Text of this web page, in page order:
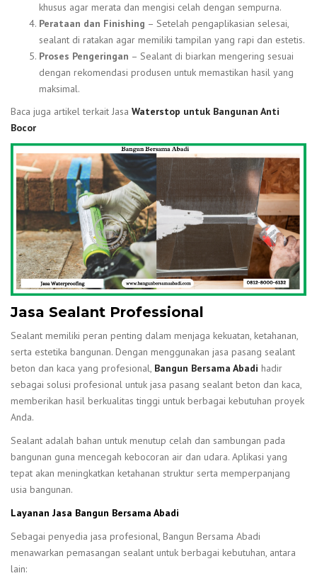
khusus agar merata dan mengisi celah dengan sempurna.
Perataan dan Finishing – Setelah pengaplikasian selesai,
sealant di ratakan agar memiliki tampilan yang rapi dan estetis.
Proses Pengeringan – Sealant di biarkan mengering sesuai
dengan rekomendasi produsen untuk memastikan hasil yang
maksimal.
Baca juga artikel terkait Jasa Waterstop untuk Bangunan Anti
Bocor
Jasa Sealant Professional
Sealant memiliki peran penting dalam menjaga kekuatan, ketahanan,
serta estetika bangunan. Dengan menggunakan jasa pasang sealant
beton dan kaca yang profesional, Bangun Bersama Abadi hadir
sebagai solusi profesional untuk jasa pasang sealant beton dan kaca,
memberikan hasil berkualitas tinggi untuk berbagai kebutuhan proyek
Anda.
Sealant adalah bahan untuk menutup celah dan sambungan pada
bangunan guna mencegah kebocoran air dan udara. Aplikasi yang
tepat akan meningkatkan ketahanan struktur serta memperpanjang
usia bangunan.
Layanan Jasa Bangun Bersama Abadi
Sebagai penyedia jasa profesional, Bangun Bersama Abadi
menawarkan pemasangan sealant untuk berbagai kebutuhan, antara
lain: